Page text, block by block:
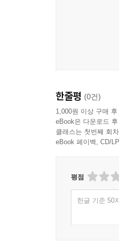
한줄평 (0건)
1,000원 이상 구매
eBook은 다운로드
클래스는 첫번째 회
eBook 페이백, CD/
평점
한글 기준 50